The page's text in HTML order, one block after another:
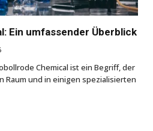
Ein umfassender Überblick
Chemical ist ein Begriff, der
Raum und in einigen spezialisierten